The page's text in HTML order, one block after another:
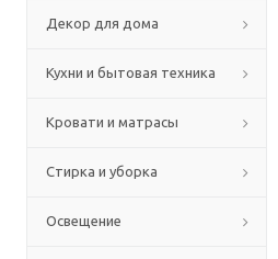
Декор для дома
Кухни и бытовая техника
Кровати и матрасы
Стирка и уборка
Освещение